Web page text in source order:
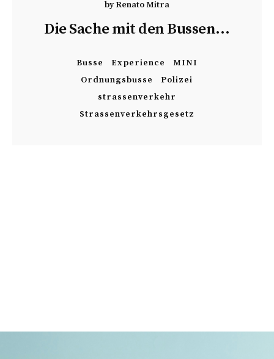
byRenato Mitra
Die Sache mit den Bussen…
Busse Experience
MINI
Ordnungsbusse
Polizei
strassenverkehr
Strassenverkehrsgesetz